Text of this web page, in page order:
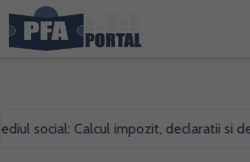
social: Calcul impozit, declaratii si